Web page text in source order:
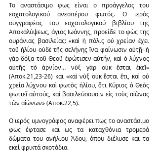
Το αναστάσιμο φως είναι ο προάγγελος του
εσχατολογικού ανεσπέρου φωτός. Ο ιερός
συγγραφέας του εσχατολογικού βιβλίου της
Αποκαλύψεως, άγιος Ιωάννης, προείδε το φώς της
ουράνιας βασιλείας: «καὶ ἡ πόλις οὐ χρείαν ἔχει
τοῦ ἡλίου οὐδὲ τῆς σελήνης ἵνα φαίνωσιν αὐτῇ· ἡ
γὰρ δόξα τοῦ Θεοῦ ἐφώτισεν αὐτήν, καὶ ὁ λύχνος
αὐτῆς τὸ ἀρνίον… νὺξ γὰρ οὐκ ἔσται ἐκεῖ»
(Αποκ.21,23-26) και «καὶ νὺξ οὐκ ἔσται ἔτι, καὶ οὐ
χρεία λύχνου καὶ φωτὸς ἡλίου, ὅτι Κύριος ὁ Θεὸς
φωτιεῖ αὐτούς, καὶ βασιλεύσουσιν εἰς τοὺς αἰῶνας
τῶν αἰώνων» (Αποκ.22,5).
Ο ιερός υμνογράφος αναφέρει πως το αναστάσιμο
φως έφτασε και ως τα καταχθόνια τρομερά
δώματα του ανήλιου Άδου, όπου διέλυσε και τα
εκεί φρικτά σκοτάδια.